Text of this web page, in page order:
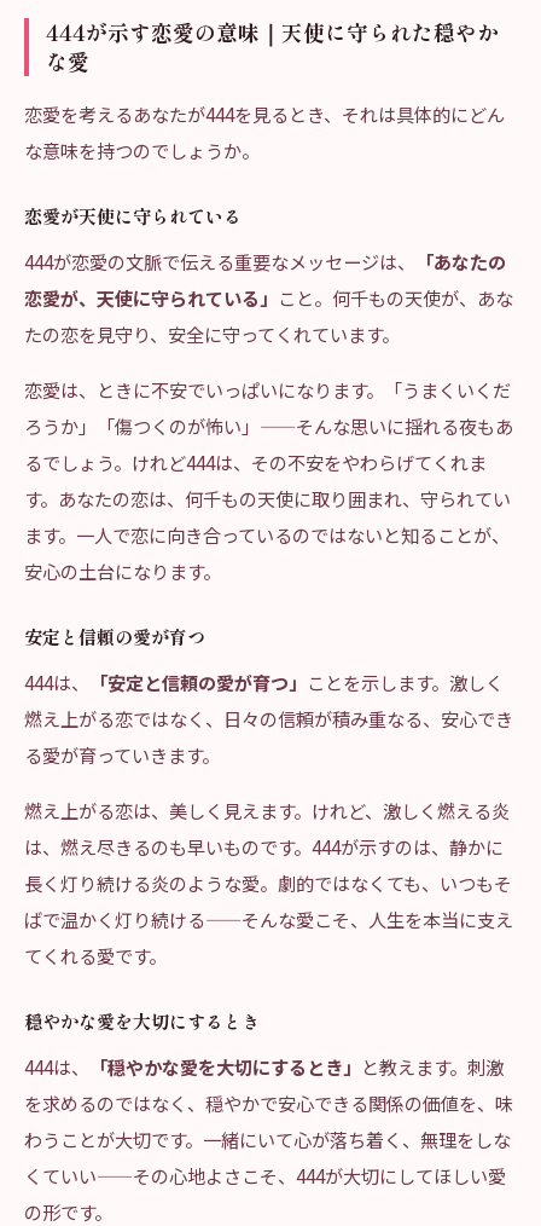
444が示す恋愛の意味｜天使に守られた穏やか
な愛
恋愛を考えるあなたが444を見るとき、それは具体的にどん
な意味を持つのでしょうか。
恋愛が天使に守られている
444が恋愛の文脈で伝える重要なメッセージは、
「あなたの
恋愛が、天使に守られている」 こと。何千もの天使が、あな
たの恋を見守り、安全に守ってくれています。
恋愛は、ときに不安でいっぱいになります。「うまくいくだ
ろうか」「傷つくのが怖い」——そんな思いに揺れる夜もあ
るでしょう。けれど444は、その不安をやわらげてくれま
す。あなたの恋は、何千もの天使に取り囲まれ、守られてい
ます。一人で恋に向き合っているのではないと知ることが、
安心の土台になります。
安定と信頼の愛が育つ
444は、
「安定と信頼の愛が育つ」 ことを示します。激しく
燃え上がる恋ではなく、日々の信頼が積み重なる、安心でき
る愛が育っていきます。
燃え上がる恋は、美しく見えます。けれど、激しく燃える炎
は、燃え尽きるのも早いものです。444が示すのは、静かに
長く灯り続ける炎のような愛。劇的ではなくても、いつもそ
ばで温かく灯り続ける——そんな愛こそ、人生を本当に支え
てくれる愛です。
穏やかな愛を大切にするとき
444は、
「穏やかな愛を大切にするとき」 と教えます。刺激
を求めるのではなく、穏やかで安心できる関係の価値を、味
わうことが大切です。一緒にいて心が落ち着く、無理をしな
くていい——その心地よさこそ、444が大切にしてほしい愛
の形です。